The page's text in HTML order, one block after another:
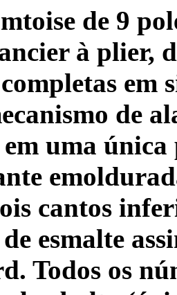
de 9
à plier,
em
de
uma
cantos
esmalte
Todos os